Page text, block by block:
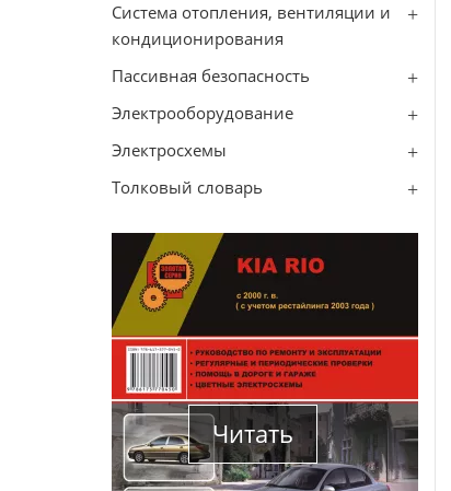
Система отопления, вентиляции и
кондиционирования
Пассивная безопасность
Электрооборудование
Электросхемы
Толковый словарь
Читать